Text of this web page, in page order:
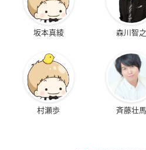
坂本真綾 森川智之
村瀬歩 斉藤壮馬